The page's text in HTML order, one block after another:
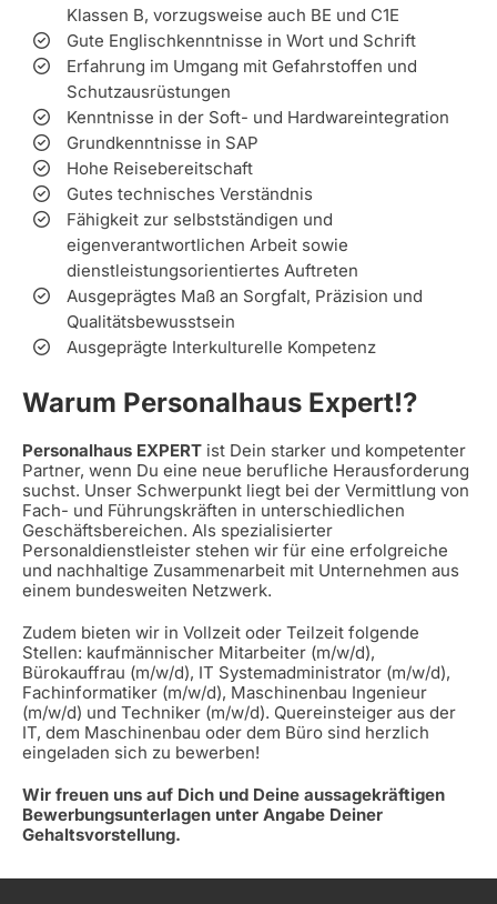
Klassen B, vorzugsweise auch BE und C1E
Gute Englischkenntnisse in Wort und Schrift
Erfahrung im Umgang mit Gefahrstoffen und
Schutzausrüstungen
Kenntnisse in der Soft- und Hardwareintegration
Grundkenntnisse in SAP
Hohe Reisebereitschaft
Gutes technisches Verständnis
Fähigkeit zur selbstständigen und
eigenverantwortlichen Arbeit sowie
dienstleistungsorientiertes Auftreten
Ausgeprägtes Maß an Sorgfalt, Präzision und
Qualitätsbewusstsein
Ausgeprägte Interkulturelle Kompetenz
Warum Personalhaus Expert!?
Personalhaus EXPERT ist Dein starker und kompetenter
Partner, wenn Du eine neue berufliche Herausforderung
suchst. Unser Schwerpunkt liegt bei der Vermittlung von
Fach- und Führungskräften in unterschiedlichen
Geschäftsbereichen. Als spezialisierter
Personaldienstleister stehen wir für eine erfolgreiche
und nachhaltige Zusammenarbeit mit Unternehmen aus
einem bundesweiten Netzwerk.
Zudem bieten wir in Vollzeit oder Teilzeit folgende
Stellen: kaufmännischer Mitarbeiter (m/w/d),
Bürokauffrau (m/w/d), IT Systemadministrator (m/w/d),
Fachinformatiker (m/w/d), Maschinenbau Ingenieur
(m/w/d) und Techniker (m/w/d). Quereinsteiger aus der
IT, dem Maschinenbau oder dem Büro sind herzlich
eingeladen sich zu bewerben!
Wir freuen uns auf Dich und Deine aussagekräftigen
Bewerbungsunterlagen unter Angabe Deiner
Gehaltsvorstellung.